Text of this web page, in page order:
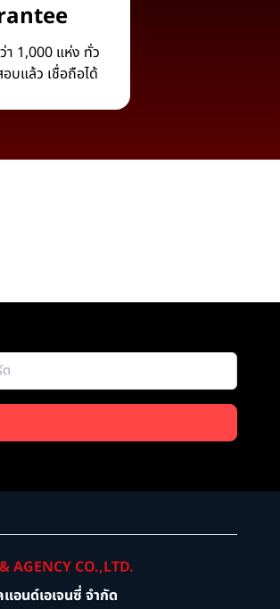
1,000 แห่ง ทั่ว
บแล้ว เชื่อถือได้
AGENCY CO.,LTD.
อนด์เอเจนซี่ จำกัด